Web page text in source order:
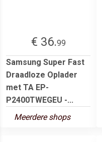
€ 36.99
Samsung Super Fast
Draadloze Oplader
met TA EP-
P2400TWEGEU -...
Meerdere shops